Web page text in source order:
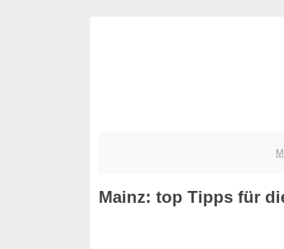
Mainz: top Tipps für